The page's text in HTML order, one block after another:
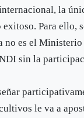
la
Para ello,
no es el
sin la
le va a